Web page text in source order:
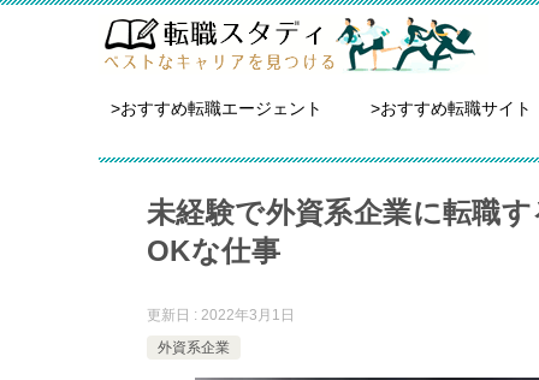
>おすすめ転職エージェント >おすすめ転職サイト
未経験で外資系企業に転職
OKな仕事
更新日 : 2022年3月1日
外資系企業